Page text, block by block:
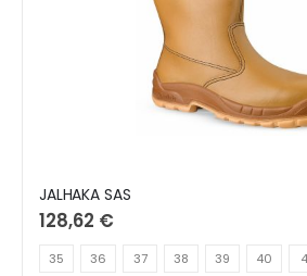
JALHAKA SAS
128,62 €
35 36 37 38 39 40